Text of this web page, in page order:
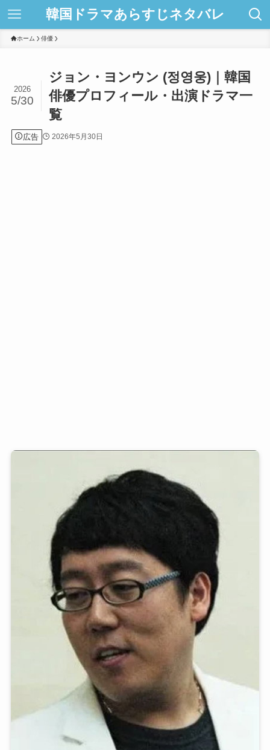
韓国ドラマあらすじネタバレ
ホーム 俳優
ジョン・ヨンウン (정영웅)｜韓国
俳優プロフィール・出演ドラマ一
覧
2026
5/30
広告 2026年5月30日